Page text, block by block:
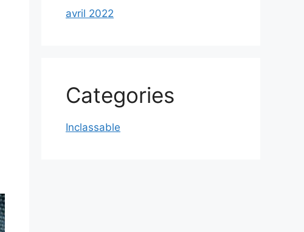
avril 2022
Categories
Inclassable